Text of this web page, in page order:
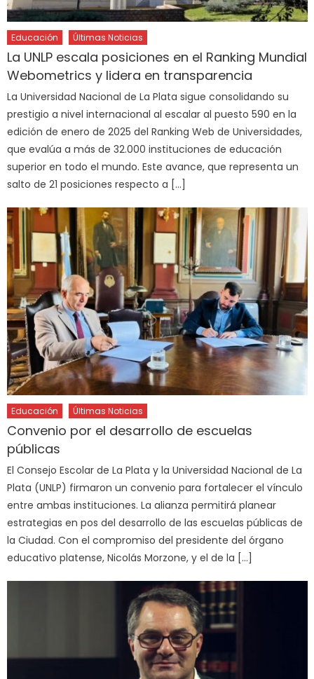
Educación Últimas Noticias
La UNLP escala posiciones en el Ranking Mundial
Webometrics y lidera en transparencia
La Universidad Nacional de La Plata sigue consolidando su
prestigio a nivel internacional al escalar al puesto 590 en la
edición de enero de 2025 del Ranking Web de Universidades,
que evalúa a más de 32.000 instituciones de educación
superior en todo el mundo. Este avance, que representa un
salto de 21 posiciones respecto a […]
Educación Últimas Noticias
Convenio por el desarrollo de escuelas
públicas
El Consejo Escolar de La Plata y la Universidad Nacional de La
Plata (UNLP) firmaron un convenio para fortalecer el vínculo
entre ambas instituciones. La alianza permitirá planear
estrategias en pos del desarrollo de las escuelas públicas de
la Ciudad. Con el compromiso del presidente del órgano
educativo platense, Nicolás Morzone, y el de la […]